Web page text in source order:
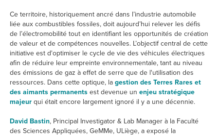
Ce territoire, historiquement ancré dans l’industrie automobile
liée aux combustibles fossiles, doit aujourd’hui relever les défis
de l’électromobilité tout en identifiant les opportunités de création
de valeur et de compétences nouvelles. L’objectif central de cette
initiative est d'optimiser le cycle de vie des véhicules électriques
afin de réduire leur empreinte environnementale, tant au niveau
des émissions de gaz à effet de serre que de l'utilisation des
ressources. Dans cette optique, la gestion des Terres Rares et
des aimants permanents est devenue un enjeu stratégique
majeur qui était encore largement ignoré il y a une décennie.
David Bastin, Principal Investigator & Lab Manager à la Faculté
des Sciences Appliquées, GeMMe, ULiège, a exposé la